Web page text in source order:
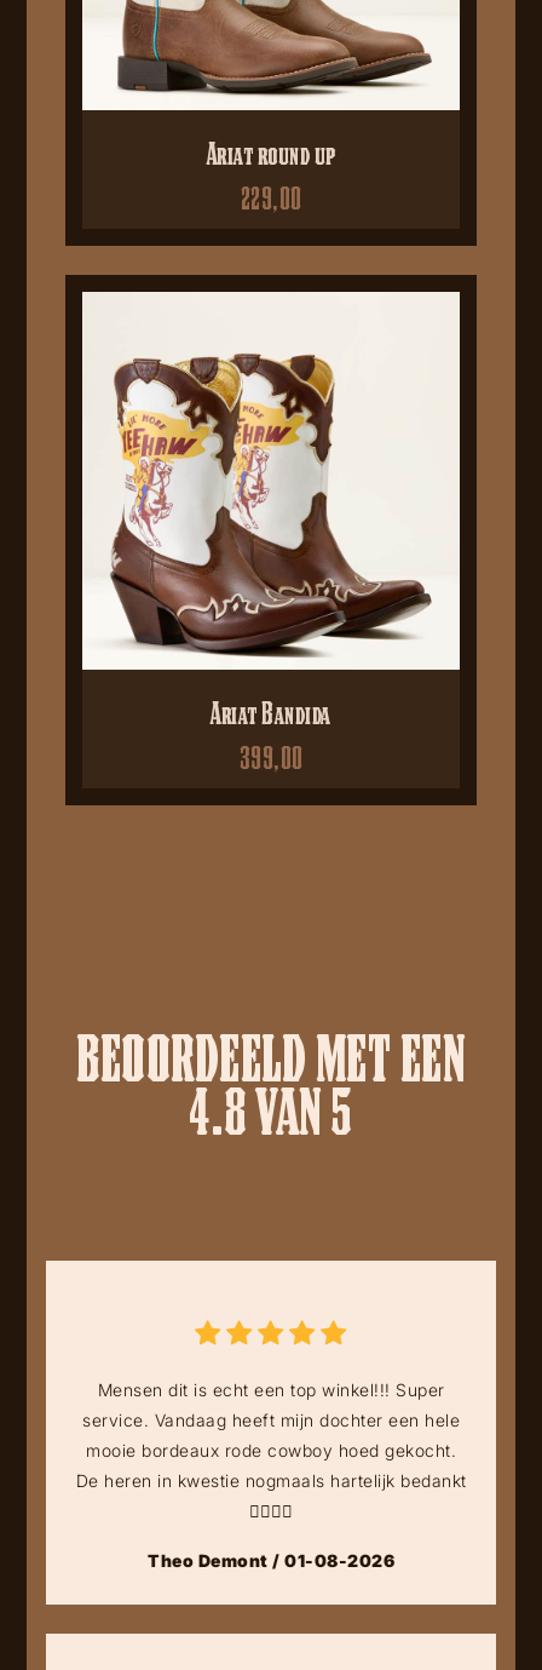
Ariat round up
229,00
Ariat Bandida
399,00
BEOORDEELD MET EEN
4.8 VAN 5
Mensen dit is echt een top winkel!!! Super
service. Vandaag heeft mijn dochter een hele
mooie bordeaux rode cowboy hoed gekocht.
De heren in kwestie nogmaals hartelijk bedankt
👍🏻👍🏻
Theo Demont / 01-08-2026